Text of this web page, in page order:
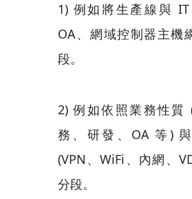
1) 例如將生產線與 IT
OA、網域控制器主機
段。
2) 例如依照業務性質
務、研發、OA 等)
(VPN、WiFi、內網、
分段。